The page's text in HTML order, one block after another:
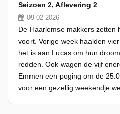
Seizoen 2, Aflevering 2
09-02-2026
De Haarlemse makkers zetten
voort. Vorige week haalden
het is aan Lucas om hun
redden. Ook wagen de vijf
Emmen een poging om de
voor een gezellig weekendje